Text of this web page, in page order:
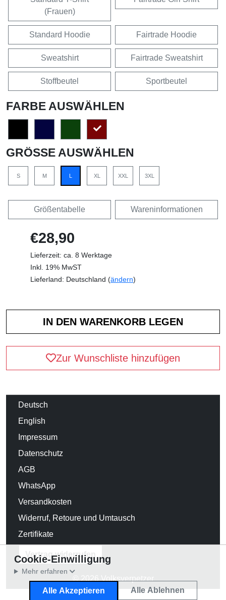
(Frauen)
Standard Hoodie Fairtrade Hoodie
Sweatshirt Fairtrade Sweatshirt
Stoffbeutel Sportbeutel
FARBE AUSWÄHLEN
GRÖSSE AUSWÄHLEN
S M L XL XXL 3XL
Größentabelle Wareninformationen
€28,90
Lieferzeit: ca. 8 Werktage
Inkl. 19% MwST
Lieferland: Deutschland (ändern)
Zur Wunschliste hinzufügen
Deutsch
English
Impressum
Datenschutz
AGB
WhatsApp
Versandkosten
Widerruf, Retoure und Umtausch
Zertifikate
Vertrag widerrufen
© 2026 Volksverpetzer
Cookie-Einwilligung
Mehr erfahren
Alle Akzeptieren Alle Ablehnen